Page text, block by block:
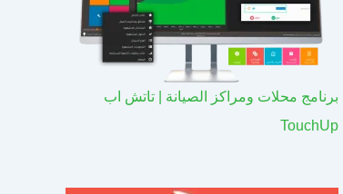
برنامج محلات ومراكز الصيانة | تاتش اب
TouchUp